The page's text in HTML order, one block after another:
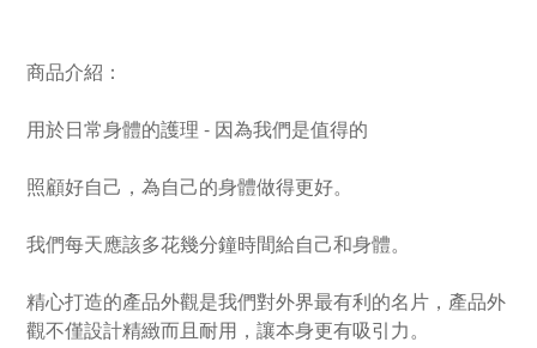
商品介紹：
用於日常身體的護理 - 因為我們是值得的
照顧好自己，為自己的身體做得更好。
我們每天應該多花幾分鐘時間給自己和身體。
精心打造的產品外觀是我們對外界最有利的名片，產品外
觀不僅設計精緻而且耐用，讓本身更有吸引力。